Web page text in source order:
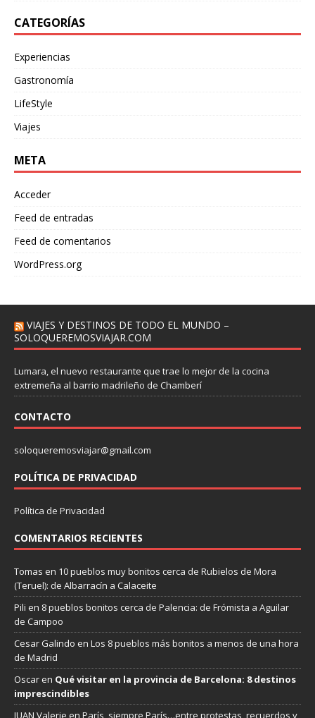
CATEGORÍAS
Experiencias
Gastronomía
LifeStyle
Viajes
META
Acceder
Feed de entradas
Feed de comentarios
WordPress.org
VIAJES Y DESTINOS DE TODO EL MUNDO –
SOLOQUEREMOSVIAJAR.COM
Lumara, el nuevo restaurante que trae lo mejor de la cocina
extremeña al barrio madrileño de Chamberí
CONTACTO
soloqueremosviajar@gmail.com
POLÍTICA DE PRIVACIDAD
Política de Privacidad
COMENTARIOS RECIENTES
Tomas en 10 pueblos muy bonitos cerca de Rubielos de Mora
(Teruel): de Albarracín a Calaceite
Pili en 8 pueblos bonitos cerca de Palencia: de Frómista a Aguilar
de Campoo
Cesar Galindo en Los 8 pueblos más bonitos a menos de una hora
de Madrid
Oscaren Qué visitar en la provincia de Barcelona: 8 destinos
imprescindibles